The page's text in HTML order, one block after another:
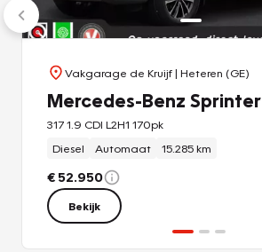
Vakgarage de Kruijf| Heteren (GE)
Mercedes-Benz Sprinter
317 1.9 CDI L2H1 170pk
Diesel
Automaat 15.285 km
€ 52.950
Bekijk